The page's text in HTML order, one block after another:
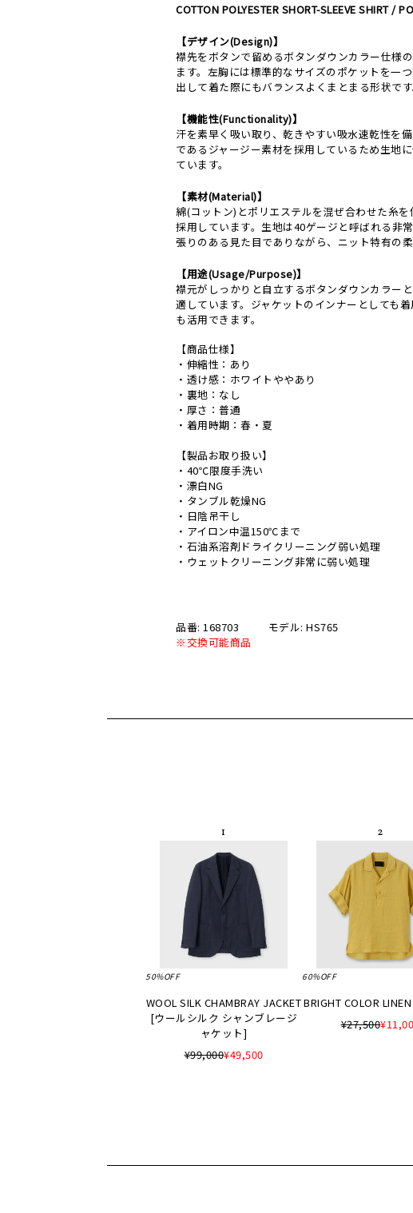
COTTON POLYESTER SHORT-SLEEVE SHIRT /
【デザイン(Design)】
襟先をボタンで留めるボタンダウンカラー仕様
ます。左胸には標準的なサイズのポケットを一
出して着た際にもバランスよくまとまる形状で
【機能性(Functionality)】
汗を素早く吸い取り、乾きやすい吸水速乾性を
であるジャージー素材を採用しているため生地
ています。
【素材(Material)】
綿(コットン)とポリエステルを混ぜ合わせた糸
採用しています。生地は40ゲージと呼ばれる非
張りのある見た目でありながら、ニット特有の
【用途(Usage/Purpose)】
襟元がしっかりと自立するボタンダウンカラー
適しています。ジャケットのインナーとしても
も活用できます。
【商品仕様】
・伸縮性：あり
・透け感：ホワイトややあり
・裏地：なし
・厚さ：普通
・着用時期：春・夏
【製品お取り扱い】
・40℃限度手洗い
・漂白NG
・タンブル乾燥NG
・日陰吊干し
・アイロン中温150℃まで
・石油系溶剤ドライクリーニング弱い処理
・ウェットクリーニング非常に弱い処理
品番: 168703
モデル: HS765
※交換可能商品
50%OFF
WOOL SILK CHAMBRAY JACKET
[ウールシルク シャンブレージ
ャケット]
¥99,000¥49,500
60%OFF
BRIGHT COLOR
¥27,500